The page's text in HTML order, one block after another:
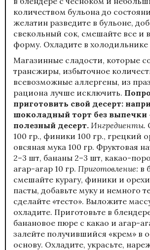
количеством бульона до
желатин разведите в бульоне,
свекольный сок, смешайте все и
форму. Охладите в холодильнике
Магазинные сладости, которые
трансжиры, избыточное
всевозможные аллергены, из
рациона лучше исключить.
приготовить свой десерт:
шоколадный торт без выпечки
полезный десерт. Ингредиенты.
100 гр., финики 100 гр., грецкий
овсяная мука 100 гр. Фруктовая
2–3 шт, бананы 2–3 шт, какао-
агар-агар 10 гр. Приготовление: в
смешайте курагу, финики и
пасты, добавьте муку и немного
сделайте «тесто». Выложите
охладите. Приготовьте в
банановое пюре с какао и агар-
залейте получившийся «крем» в
основу. Охладите, украсьте,